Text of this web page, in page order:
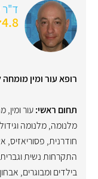
ד"ר
4.8
רופא עור ומין מומחה
תחום ראשי:עור ומין,
מלנומה,מלנומה
חודרנית, פסוריאזיס,
התקרחות נשית וגברית
בילדים ומבוגרים,